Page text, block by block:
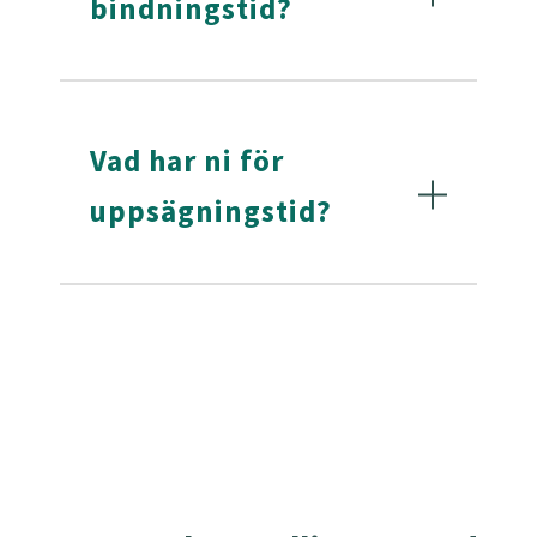
bindningstid?
och löpande månadsabonnemang.
Vad har ni för
uppsägningstid?